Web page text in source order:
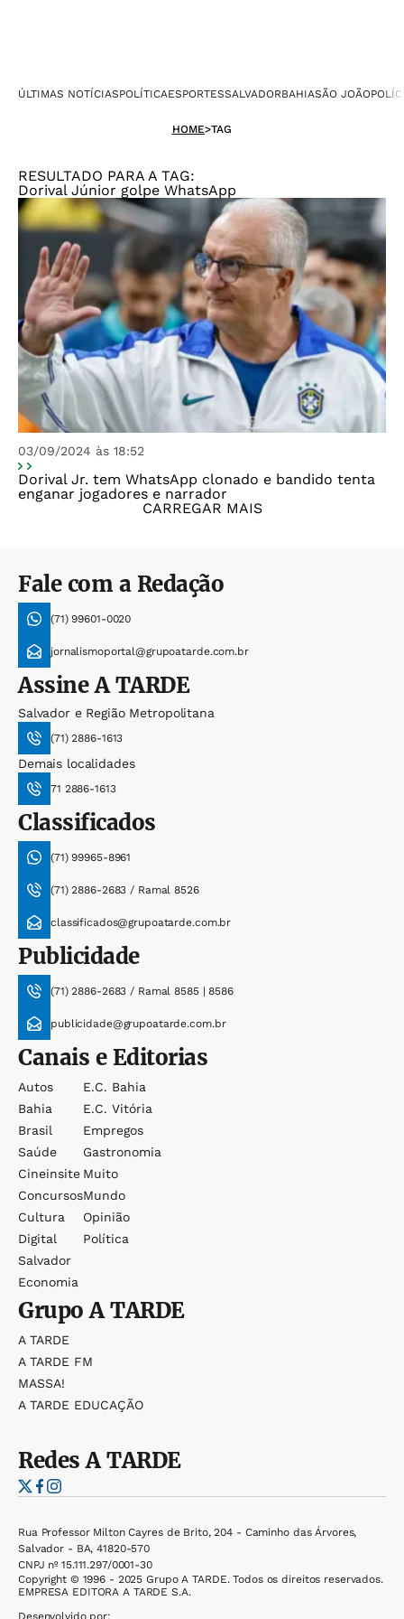
ÚLTIMAS NOTÍCIASPOLÍTICAESPORTESSALVADORBAHIASÃO JOÃO
HOME>TAG
RESULTADO PARA A TAG:
Dorival Júnior golpe WhatsApp
03/09/2024 às 18:52
Dorival Jr. tem WhatsApp clonado e bandido tenta
enganar jogadores e narrador
CARREGAR MAIS
Fale com a Redação
(71) 99601-0020
jornalismoportal@grupoatarde.com.br
AssineA TARDE
Salvador e Região Metropolitana
(71) 2886-1613
Demais localidades
71 2886-1613
Classificados
(71) 99965-8961
(71) 2886-2683 / Ramal 8526
classificados@grupoatarde.com.br
Publicidade
(71) 2886-2683 / Ramal 8585 | 8586
publicidade@grupoatarde.com.br
Canais e Editorias
Autos
Bahia
Brasil
Saúde
Cineinsite
Concursos
Cultura
Digital
Salvador
Economia
E.c. Bahia
E.c. Vitória
Empregos
Gastronomia
Muito
Mundo
Opinião
Política
GrupoA TARDE
A TARDE
A TARDE FM
MASSA!
A TARDE EDUCAÇÃO
RedesA TARDE
Rua Professor Milton Cayres de Brito, 204 - Caminho das Árvores,
Salvador - BA, 41820-570
CNPJ nº 15.111.297/0001-30
Copyright © 1996 - 2025 Grupo A TARDE. Todos os direitos reservados.
EMPRESA EDITORA A TARDE S.A.
Desenvolvido por: